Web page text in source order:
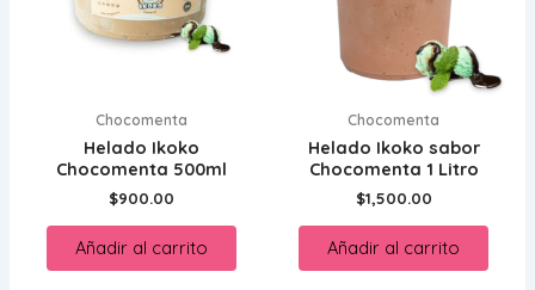
Chocomenta
Helado Ikoko
Chocomenta 500ml
$900.00
Añadir al carrito
Chocomenta
Helado Ikoko sabor
Chocomenta 1 Litro
$1,500.00
Añadir al carrito